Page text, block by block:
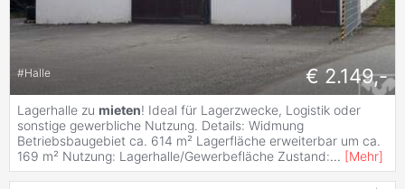
#Halle € 2.149,-
Lagerhalle zu mieten! Ideal für Lagerzwecke, Logistik oder
sonstige gewerbliche Nutzung. Details: Widmung
Betriebsbaugebiet ca. 614 m² Lagerfläche erweiterbar um ca.
169 m² Nutzung: Lagerhalle/Gewerbefläche Zustand:... [Mehr]